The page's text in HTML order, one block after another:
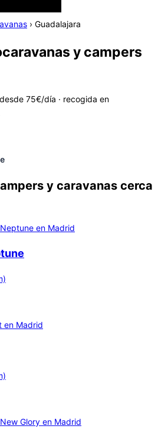
› Guadalajara
y campers
75€/día · recogida en
y caravanas cerca